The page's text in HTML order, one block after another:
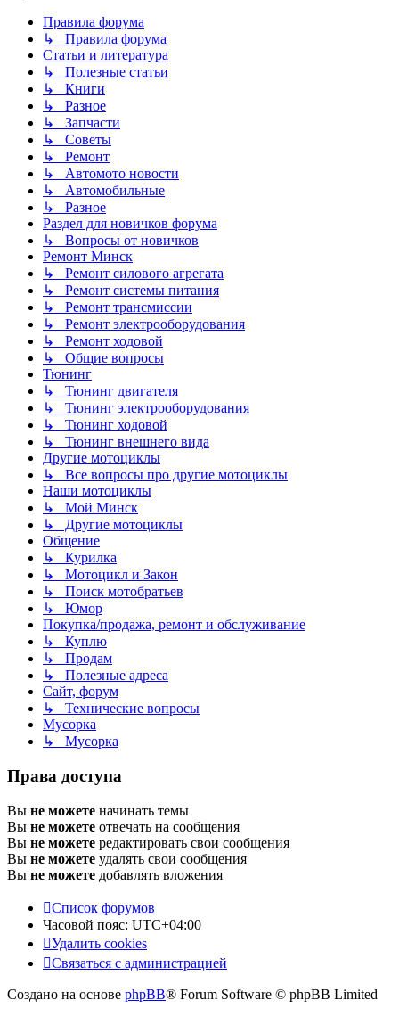
Правила форума
↳ Правила форума
Статьи и литература
↳ Полезные статьи
↳ Книги
↳ Разное
↳ Запчасти
↳ Советы
↳ Ремонт
↳ Автомото новости
↳ Автомобильные
↳ Разное
Раздел для новичков форума
↳ Вопросы от новичков
Ремонт Минск
↳ Ремонт силового агрегата
↳ Ремонт системы питания
↳ Ремонт трансмиссии
↳ Ремонт электрооборудования
↳ Ремонт ходовой
↳ Общие вопросы
Тюнинг
↳ Тюнинг двигателя
↳ Тюнинг электрооборудования
↳ Тюнинг ходовой
↳ Тюнинг внешнего вида
Другие мотоциклы
↳ Все вопросы про другие мотоциклы
Наши мотоциклы
↳ Мой Минск
↳ Другие мотоциклы
Общение
↳ Курилка
↳ Мотоцикл и Закон
↳ Поиск мотобратьев
↳ Юмор
Покупка/продажа, ремонт и обслуживание
↳ Куплю
↳ Продам
↳ Полезные адреса
Сайт, форум
↳ Технические вопросы
Мусорка
↳ Мусорка
Права доступа
Вы не можете начинать темы
Вы не можете отвечать на сообщения
Вы не можете редактировать свои сообщения
Вы не можете удалять свои сообщения
Вы не можете добавлять вложения
Список форумов
Часовой пояс: UTC+04:00
Удалить cookies
Связаться с администрацией
Создано на основе phpBB® Forum Software © phpBB Limited